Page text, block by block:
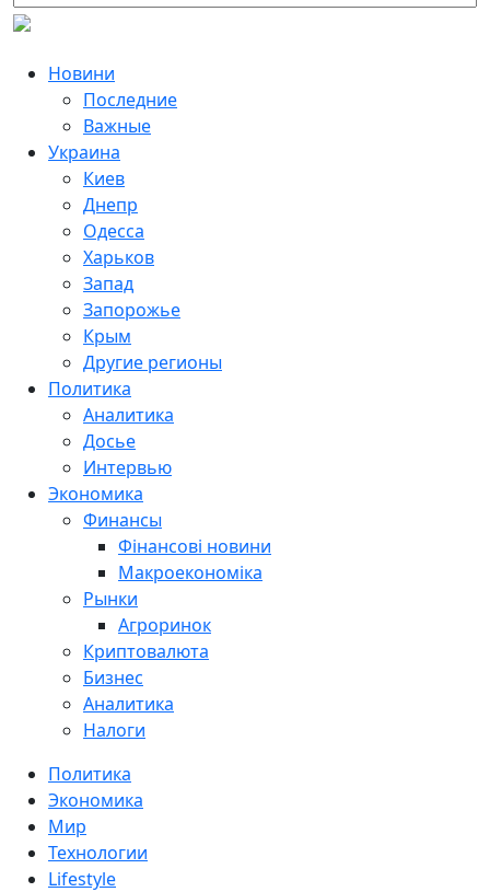
Новини
Последние
Важные
Украина
Киев
Днепр
Одесса
Харьков
Запад
Запорожье
Крым
Другие регионы
Политика
Аналитика
Досье
Интервью
Экономика
Финансы
Фінансові новини
Макроекономіка
Рынки
Агроринок
Криптовалюта
Бизнес
Аналитика
Налоги
Политика
Экономика
Мир
Технологии
Lifestyle